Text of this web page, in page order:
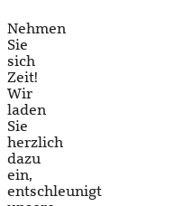
Nehmen
Sie
sich
Zeit!
Wir
laden
Sie
herzlich
dazu
ein,
entschleunigt